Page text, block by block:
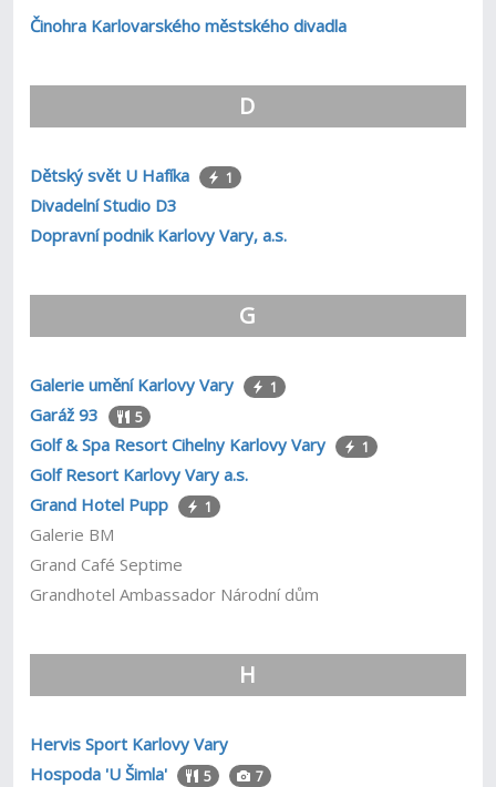
Činohra Karlovarského městského divadla
D
Dětský svět U Hafíka 1
Divadelní Studio D3
Dopravní podnik Karlovy Vary, a.s.
G
Galerie umění Karlovy Vary 1
Garáž 93 5
Golf & Spa Resort Cihelny Karlovy Vary 1
Golf Resort Karlovy Vary a.s.
Grand Hotel Pupp
1
Galerie BM
Grand Café Septime
Grandhotel Ambassador Národní dům
H
Hervis Sport Karlovy Vary
Hospoda 'U Šimla'
5 7